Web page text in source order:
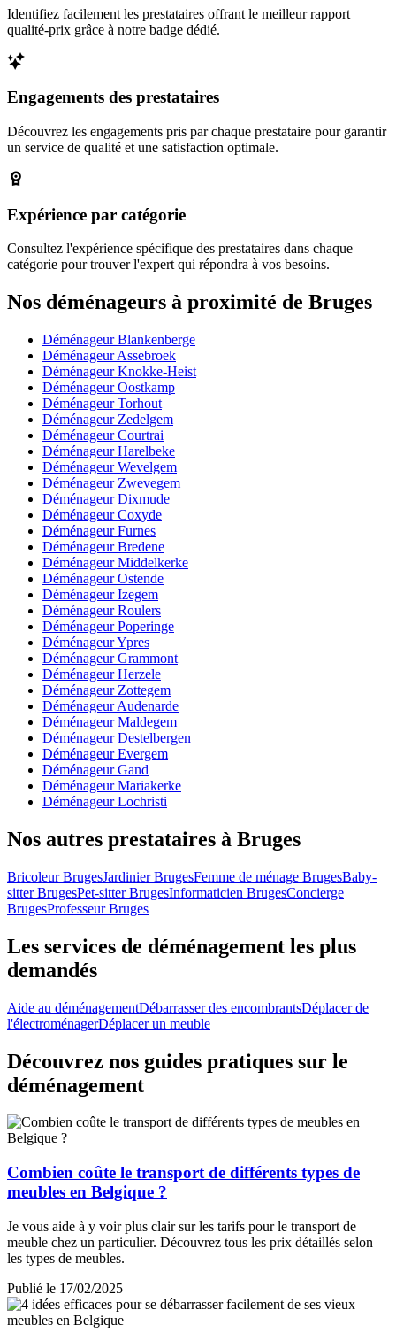
Identifiez facilement les prestataires offrant le meilleur rapport
qualité-prix grâce à notre badge dédié.
Engagements des prestataires
Découvrez les engagements pris par chaque prestataire pour garantir
un service de qualité et une satisfaction optimale.
Expérience par catégorie
Consultez l'expérience spécifique des prestataires dans chaque
catégorie pour trouver l'expert qui répondra à vos besoins.
Nos déménageurs à proximité de Bruges
Déménageur Blankenberge
Déménageur Assebroek
Déménageur Knokke-Heist
Déménageur Oostkamp
Déménageur Torhout
Déménageur Zedelgem
Déménageur Courtrai
Déménageur Harelbeke
Déménageur Wevelgem
Déménageur Zwevegem
Déménageur Dixmude
Déménageur Coxyde
Déménageur Furnes
Déménageur Bredene
Déménageur Middelkerke
Déménageur Ostende
Déménageur Izegem
Déménageur Roulers
Déménageur Poperinge
Déménageur Ypres
Déménageur Grammont
Déménageur Herzele
Déménageur Zottegem
Déménageur Audenarde
Déménageur Maldegem
Déménageur Destelbergen
Déménageur Evergem
Déménageur Gand
Déménageur Mariakerke
Déménageur Lochristi
Nos autres prestataires à Bruges
Bricoleur BrugesJardinier BrugesFemme de ménage BrugesBaby-
sitter BrugesPet-sitter BrugesInformaticien BrugesConcierge
BrugesProfesseur Bruges
Les services de déménagement les plus
demandés
Aide au déménagementDébarrasser des encombrantsDéplacer de
l'électroménagerDéplacer un meuble
Découvrez nos guides pratiques sur le
déménagement
Combien coûte le transport de différents types de
meubles en Belgique ?
Je vous aide à y voir plus clair sur les tarifs pour le transport de
meuble chez un particulier. Découvrez tous les prix détaillés selon
les types de meubles.
Publié le 17/02/2025